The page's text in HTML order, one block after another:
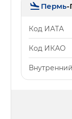
Пермь-
Код ИАТА
Код ИКАО